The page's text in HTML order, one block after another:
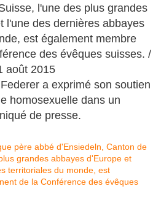
l'une des plus grandes
l'une des dernières abbayes
est également membre
des évêques suisses. /
août 2015
a exprimé son soutien
homosexuelle dans un
de presse.